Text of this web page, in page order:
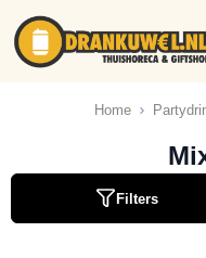
Ga naar de inhoud
Home
Filters